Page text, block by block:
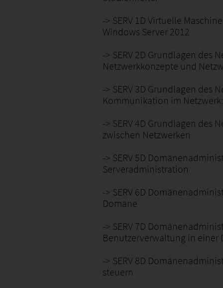
-> SERV 1D Virtuelle
Windows Server 2012
-> SERV 2D Grundlagen des
Netzwerkkonzepte und
-> SERV 3D Grundlagen des
Kommunikation im
-> SERV 4D Grundlagen des
zwischen Netzwerken
-> SERV 5D
Serveradministration
-> SERV 6D
Domäne
-> SERV 7D
Benutzerverwaltung in einer
-> SERV 8D
steuern